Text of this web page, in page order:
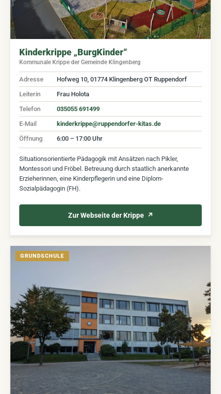
Kinderkrippe „BurgKinder“
Kommunale Krippe der Gemeinde Klingenberg
Adresse
Hofweg 10, 01774 Klingenberg OT Ruppendorf
Leiterin
Frau Holota
Telefon
035055 691499
E-Mail
kinderkrippe@ruppendorfer-kitas.de
Öffnung
6:00 – 17:00 Uhr
Situationsorientierte Pädagogik mit Ansätzen nach Pikler,
Montessori und Fröbel. Betreuung durch staatlich anerkannte
Erzieherinnen, eine Kinderpflegerin und eine Diplom-
Sozialpädagogin (FH).
Zur Webseite der Krippe
GRUNDSCHULE